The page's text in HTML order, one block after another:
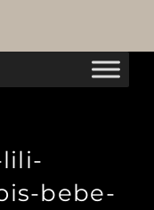
bebe-